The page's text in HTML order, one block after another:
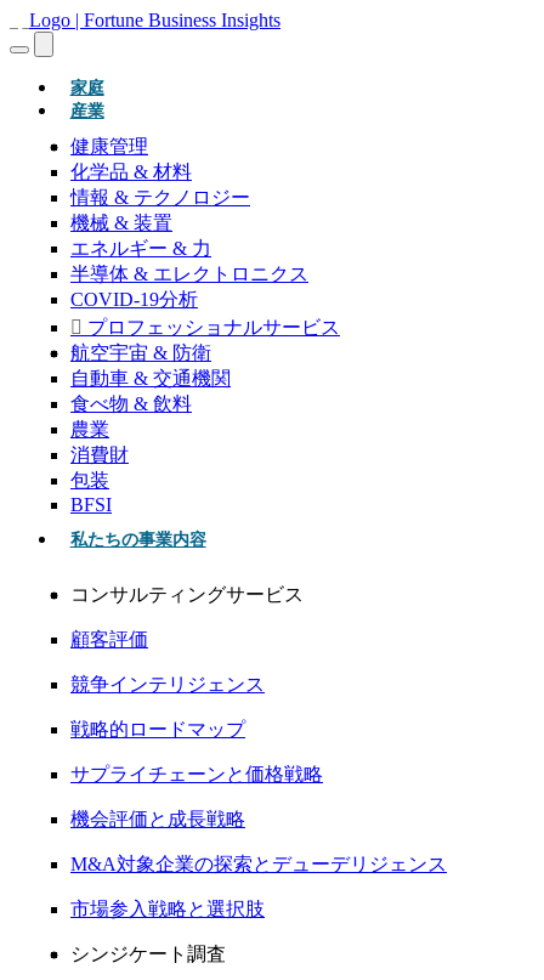
家庭(現在)
産業
健康管理
化学品 & 材料
情報 & テクノロジー
機械 & 装置
エネルギー & 力
半導体 & エレクトロニクス
COVID-19分析
プロフェッショナルサービス
航空宇宙 & 防衛
自動車 & 交通機関
食べ物 & 飲料
農業
消費財
包装
BFSI
私たちの事業内容
コンサルティングサービス
顧客評価
競争インテリジェンス
戦略的ロードマップ
サプライチェーンと価格戦略
機会評価と成長戦略
M&A対象企業の探索とデューデリジェンス
市場参入戦略と選択肢
シンジケート調査